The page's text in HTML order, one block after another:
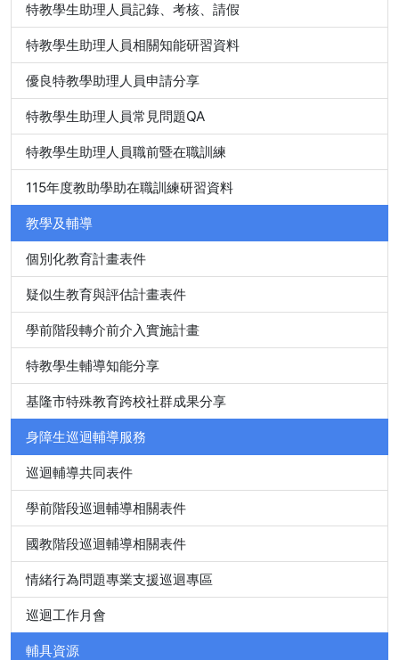
特教學生助理人員記錄、考核、請假
特教學生助理人員相關知能研習資料
優良特教學助理人員申請分享
特教學生助理人員常見問題QA
特教學生助理人員職前暨在職訓練
115年度教助學助在職訓練研習資料
教學及輔導
個別化教育計畫表件
疑似生教育與評估計畫表件
學前階段轉介前介入實施計畫
特教學生輔導知能分享
基隆市特殊教育跨校社群成果分享
身障生巡迴輔導服務
巡迴輔導共同表件
學前階段巡迴輔導相關表件
國教階段巡迴輔導相關表件
情緒行為問題專業支援巡迴專區
巡迴工作月會
輔具資源